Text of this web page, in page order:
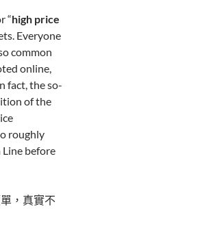
“high price
Everyone
common
online,
fact, the so-
of the
roughly
before
，真實不